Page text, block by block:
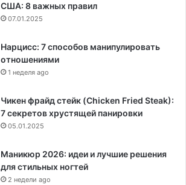
США: 8 важных правил
07.01.2025
Нарцисс: 7 способов манипулировать
отношениями
1 неделя ago
Чикен фрайд стейк (Chicken Fried Steak):
7 секретов хрустящей панировки
05.01.2025
Маникюр 2026: идеи и лучшие решения
для стильных ногтей
2 недели ago